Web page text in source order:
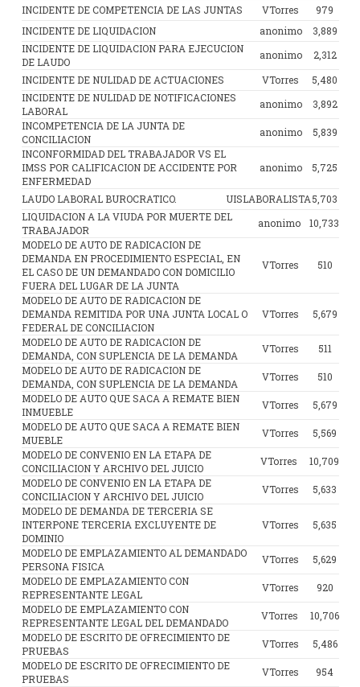
INCIDENTE DE COMPETENCIA DE LAS JUNTAS
VTorres
979
INCIDENTE DE LIQUIDACION
anonimo
3,889
INCIDENTE DE LIQUIDACION PARA EJECUCION
DE LAUDO
anonimo
2,312
INCIDENTE DE NULIDAD DE ACTUACIONES
VTorres
5,480
INCIDENTE DE NULIDAD DE NOTIFICACIONES
LABORAL
anonimo
3,892
INCOMPETENCIA DE LA JUNTA DE
CONCILIACION
anonimo
5,839
INCONFORMIDAD DEL TRABAJADOR VS EL
IMSS POR CALIFICACION DE ACCIDENTE POR
ENFERMEDAD
anonimo 5,725
LAUDO LABORAL BUROCRATICO. UISLABORALISTA5,703
LIQUIDACION A LA VIUDA POR MUERTE DEL
TRABAJADOR
anonimo
10,733
MODELO DE AUTO DE RADICACION DE
DEMANDA EN PROCEDIMIENTO ESPECIAL, EN
EL CASO DE UN DEMANDADO CON DOMICILIO
FUERA DEL LUGAR DE LA JUNTA
VTorres 510
MODELO DE AUTO DE RADICACION DE
DEMANDA REMITIDA POR UNA JUNTA LOCAL O
FEDERAL DE CONCILIACION
VTorres 5,679
MODELO DE AUTO DE RADICACION DE
DEMANDA, CON SUPLENCIA DE LA DEMANDA
VTorres
511
MODELO DE AUTO DE RADICACION DE
DEMANDA, CON SUPLENCIA DE LA DEMANDA
VTorres
510
MODELO DE AUTO QUE SACA A REMATE BIEN
INMUEBLE
VTorres
5,679
MODELO DE AUTO QUE SACA A REMATE BIEN
MUEBLE
VTorres
5,569
MODELO DE CONVENIO EN LA ETAPA DE
CONCILIACION Y ARCHIVO DEL JUICIO
VTorres
10,709
MODELO DE CONVENIO EN LA ETAPA DE
CONCILIACION Y ARCHIVO DEL JUICIO
VTorres
5,633
MODELO DE DEMANDA DE TERCERIA SE
INTERPONE TERCERIA EXCLUYENTE DE
DOMINIO
VTorres 5,635
MODELO DE EMPLAZAMIENTO AL DEMANDADO
PERSONA FISICA
VTorres
5,629
MODELO DE EMPLAZAMIENTO CON
REPRESENTANTE LEGAL
VTorres
920
MODELO DE EMPLAZAMIENTO CON
REPRESENTANTE LEGAL DEL DEMANDADO
VTorres
10,706
MODELO DE ESCRITO DE OFRECIMIENTO DE
PRUEBAS
VTorres
5,486
MODELO DE ESCRITO DE OFRECIMIENTO DE
PRUEBAS
VTorres
954